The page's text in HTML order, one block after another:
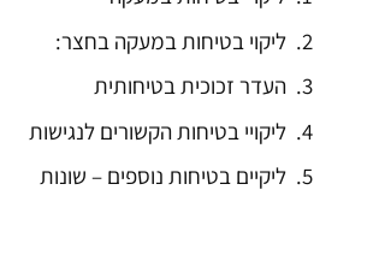
ליקוי בטיחות במעקה בחצר:
העדר זכוכית בטיחותית
ליקויי בטיחות הקשורים לנגישות
ליקיים בטיחות נוספים – שונות